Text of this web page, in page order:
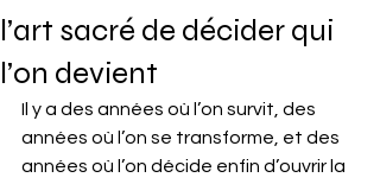
l’art sacré de décider qui
l’on devient
Il y a des années où l’on survit, des
années où l’on se transforme, et des
années où l’on décide enfin d’ouvrir la